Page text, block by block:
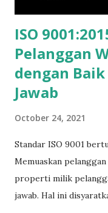
ISO
Pelanggan
dengan
Jawab
October 24, 2021
Standar ISO 9001
Memuaskan
properti milik
jawab. Hal ini